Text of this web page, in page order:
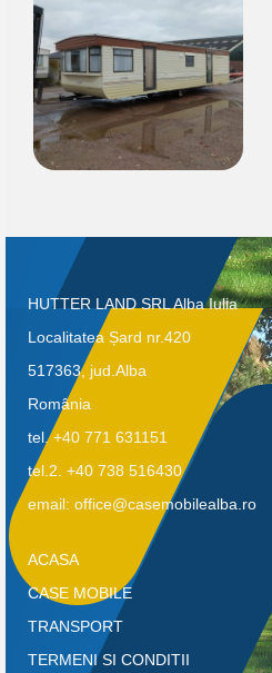
HUTTER LAND SRL Alba Iulia
Localitatea Șard nr.420
517363, jud.Alba
România
tel. +40 771 631151
tel.2. +40 738 516430
email: office@casemobilealba.ro
ACASA
CASE MOBILE
TRANSPORT
TERMENI SI CONDITII